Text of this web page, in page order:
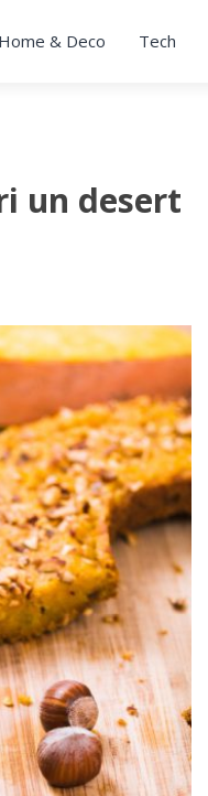
Home & Deco Tech
un desert